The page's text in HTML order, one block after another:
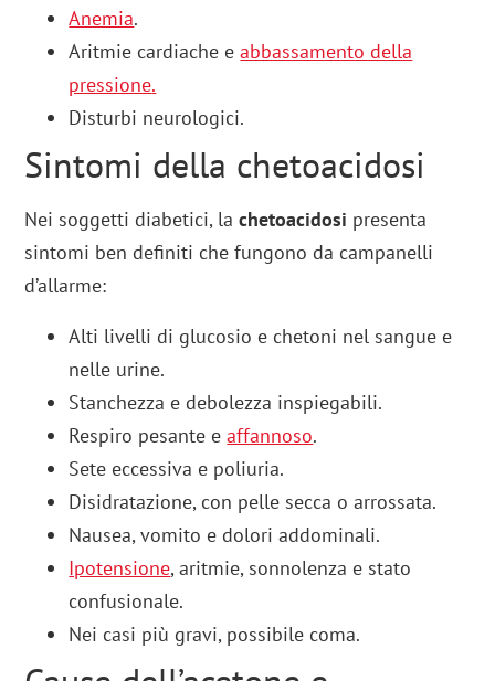
Anemia.
Aritmie cardiache eabbassamento della
pressione.
Disturbi neurologici.
Sintomi della chetoacidosi
Nei soggetti diabetici, lachetoacidosi presenta
sintomi ben definiti che fungono da campanelli
d’allarme:
Alti livelli di glucosio e chetoni nel sangue e
nelle urine.
Stanchezza e debolezza inspiegabili.
Respiro pesante eaffannoso.
Sete eccessiva e poliuria.
Disidratazione, con pelle secca o arrossata.
Nausea, vomito e dolori addominali.
Ipotensione, aritmie, sonnolenza e stato
confusionale.
Nei casi più gravi, possibile coma.